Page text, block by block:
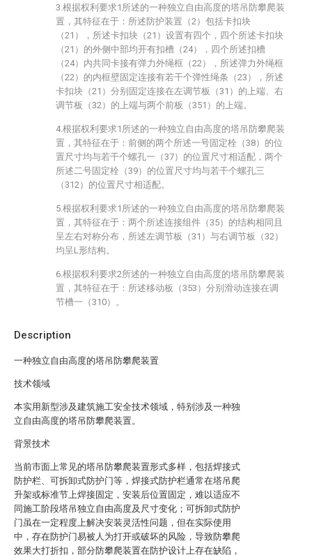
Description
一种独立自由高度的塔吊防攀爬装置
技术领域
本实用新型涉及建筑施工安全技术领域，特别涉及一种独
立自由高度的塔吊防攀爬装置。
背景技术
当前市面上常见的塔吊防攀爬装置形式多样，包括焊接式
防护栏、可拆卸式防护门等，焊接式防护栏通常在塔吊爬
升架或标准节上焊接固定，安装后位置固定，难以适应不
同施工阶段塔吊独立自由高度及尺寸变化；可拆卸式防护
门虽在一定程度上解决安装灵活性问题，但在实际使用
中，存在防护门易被人为打开或破坏的风险，导致防攀爬
效果大打折扣，部分防攀爬装置在防护设计上存在缺陷，
3.根据权利要求1所述的一种独立自由高度的塔吊防攀爬装
置，其特征在于：所述防护装置（2）包括卡扣块
（21），所述卡扣块（21）设置有四个，四个所述卡扣块
（21）的外侧中部均开有扣槽（24），四个所述扣槽
（24）内共同卡接有弹力外绳框（22），所述弹力外绳框
（22）的内框壁固定连接有若干个弹性绳条（23），所述
卡扣块（21）分别固定连接在左调节板（31）的上端、右
调节板（32）的上端与两个前板（351）的上端。
4.根据权利要求1所述的一种独立自由高度的塔吊防攀爬装
置，其特征在于：前侧的两个所述一号固定栓（38）的位
置尺寸均与若干个螺孔一（37）的位置尺寸相适配，两个
所述二号固定栓（39）的位置尺寸均与若干个螺孔三
（312）的位置尺寸相适配。
5.根据权利要求1所述的一种独立自由高度的塔吊防攀爬装
置，其特征在于：两个所述连接组件（35）的结构相同且
呈左右对称分布，所述左调节板（31）与右调节板（32）
均呈L形结构。
6.根据权利要求2所述的一种独立自由高度的塔吊防攀爬装
置，其特征在于：所述移动板（353）分别滑动连接在调
节槽一（310）。